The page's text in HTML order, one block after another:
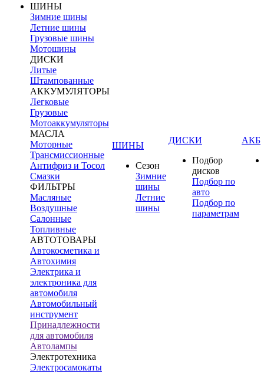
ШИНЫ
Зимние шины
Летние шины
Грузовые шины
Мотошины
ДИСКИ
Литые
Штампованные
АККУМУЛЯТОРЫ
Легковые
Грузовые
Мотоаккумуляторы
МАСЛА
Моторные
Трансмиссионные
Антифриз и Тосол
Смазки
ФИЛЬТРЫ
Масляные
Воздушные
Салонные
Топливные
АВТОТОВАРЫ
Автокосметика и
Автохимия
Электрика и
электроника для
автомобиля
Автомобильный
инструмент
Принадлежности
для автомобиля
Автолампы
Электротехника
Электросамокаты
ШИНЫ
Сезон
Зимние
шины
Летние
шины
ДИСКИ
Подбор
дисков
Подбор по
авто
Подбор по
параметрам
АКБ